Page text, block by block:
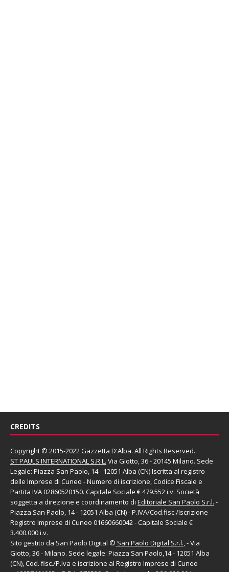
CREDITS
Copyright © 2015-2022 Gazzetta D'Alba. All Rights Reserved.
ST PAULS INTERNATIONAL S.R.L. Via Giotto, 36 - 20145 Milano. Sede
Legale: Piazza San Paolo, 14 - 12051 Alba (CN) Iscritta al registro
delle Imprese di Cuneo - Numero di iscrizione, Codice Fiscale e
Partita IVA 02860520150. Capitale Sociale € 479.552 i.v. Società
soggetta a direzione e coordinamento di Editoriale San Paolo S.r.l. -
Piazza San Paolo, 14 - 12051 Alba (CN) - P.IVA/Cod.fisc./Iscrizione
Registro Imprese di Cuneo 01660660042 - Capitale Sociale €
3.400.000 i.v.
Sito gestito da San Paolo Digital © San Paolo Digital S.r.l., - Via
Giotto, 36 - Milano. Sede legale: Piazza San Paolo,14 - 12051 Alba
(CN), Cod. fisc./P.Iva e iscrizione al Registro Imprese di Cuneo